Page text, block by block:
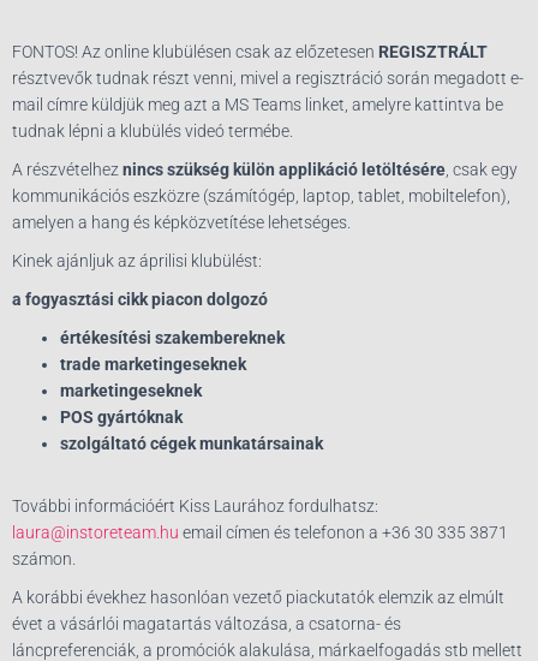
FONTOS! Az online klubülésen csak az előzetesen REGISZTRÁLT
résztvevők tudnak részt venni, mivel a regisztráció során megadott e-
mail címre küldjük meg azt a MS Teams linket, amelyre kattintva be
tudnak lépni a klubülés videó termébe.
A részvételhez nincs szükség külön applikáció letöltésére , csak egy
kommunikációs eszközre (számítógép, laptop, tablet, mobiltelefon),
amelyen a hang és képközvetítése lehetséges.
Kinek ajánljuk az áprilisi klubülést:
a fogyasztási cikk piacon dolgozó
értékesítési szakembereknek
trade marketingeseknek
marketingeseknek
POS gyártóknak
szolgáltató cégek munkatársainak
További információért Kiss Laurához fordulhatsz:
laura@instoreteam.hu email címen és telefonon a +36 30 335 3871
számon.
A korábbi évekhez hasonlóan vezető piackutatók elemzik az elmúlt
évet a vásárlói magatartás változása, a csatorna- és
láncpreferenciák, a promóciók alakulása, márkaelfogadás stb mellett